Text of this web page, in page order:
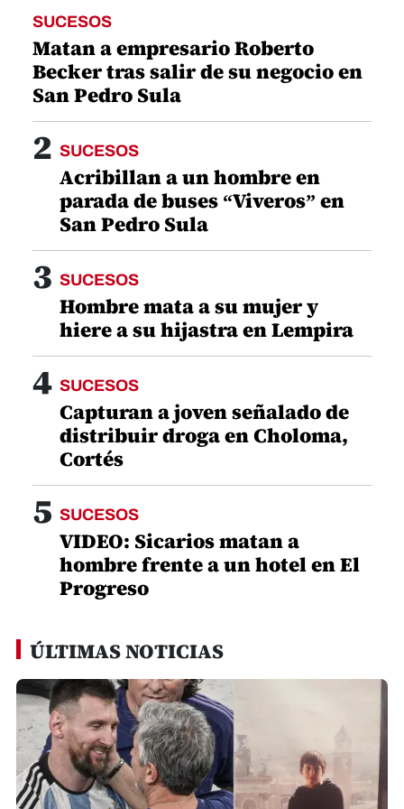
SUCESOS
Matan a empresario Roberto
Becker tras salir de su negocio en
San Pedro Sula
2 SUCESOS
Acribillan a un hombre en
parada de buses “Viveros” en
San Pedro Sula
3 SUCESOS
Hombre mata a su mujer y
hiere a su hijastra en Lempira
4 SUCESOS
Capturan a joven señalado de
distribuir droga en Choloma,
Cortés
5 SUCESOS
VIDEO: Sicarios matan a
hombre frente a un hotel en El
Progreso
ÚLTIMAS NOTICIAS